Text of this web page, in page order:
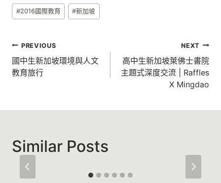
Post
Tags:
#2016國際教育 #新加坡
文
章
導
PREVIOUS
國中生新加坡環境與人文
教育旅行
NEXT
高中生新加坡萊佛士書院
主題式深度交流 | Raffles
X Mingdao
Similar Posts